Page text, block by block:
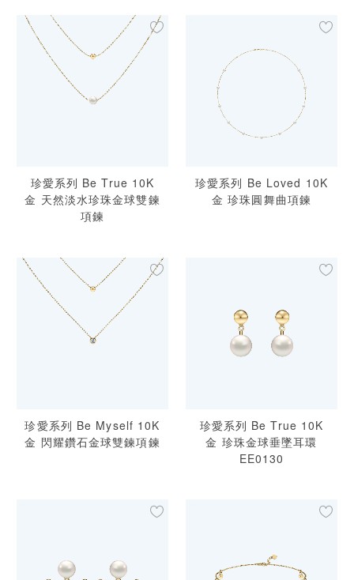
珍愛系列 Be True 10K
金 天然淡水珍珠金球雙鍊
項鍊
珍愛系列 Be Loved 10K
金 珍珠圓舞曲項鍊
珍愛系列 Be Myself 10K
金 閃耀鑽石金球雙鍊項鍊
珍愛系列 Be True 10K
金 珍珠金球垂墜耳環
EE0130